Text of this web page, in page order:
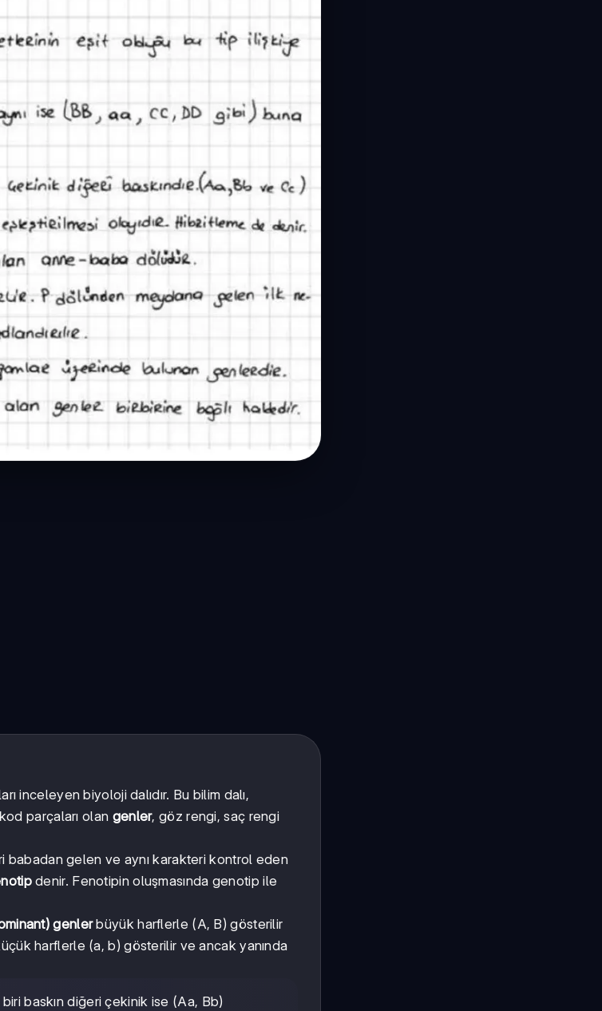
inceleyen biyoloji dalıdır. Bu bilim dalı,
parçaları olan genler, göz rengi, saç rengi
gelen ve aynı karakteri kontrol eden
denir. Fenotipin oluşmasında genotip ile
genlerbüyük harflerle (A, B) gösterilir
harflerle (a, b) gösterilir ve ancak yanında
biri baskın diğeri çekinik ise (Aa, Bb)